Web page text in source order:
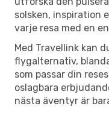
solsken, inspiration
varje resa med en
Med Travellink kan
flygalternativ,
som passar din
oslagbara
nästa äventyr är